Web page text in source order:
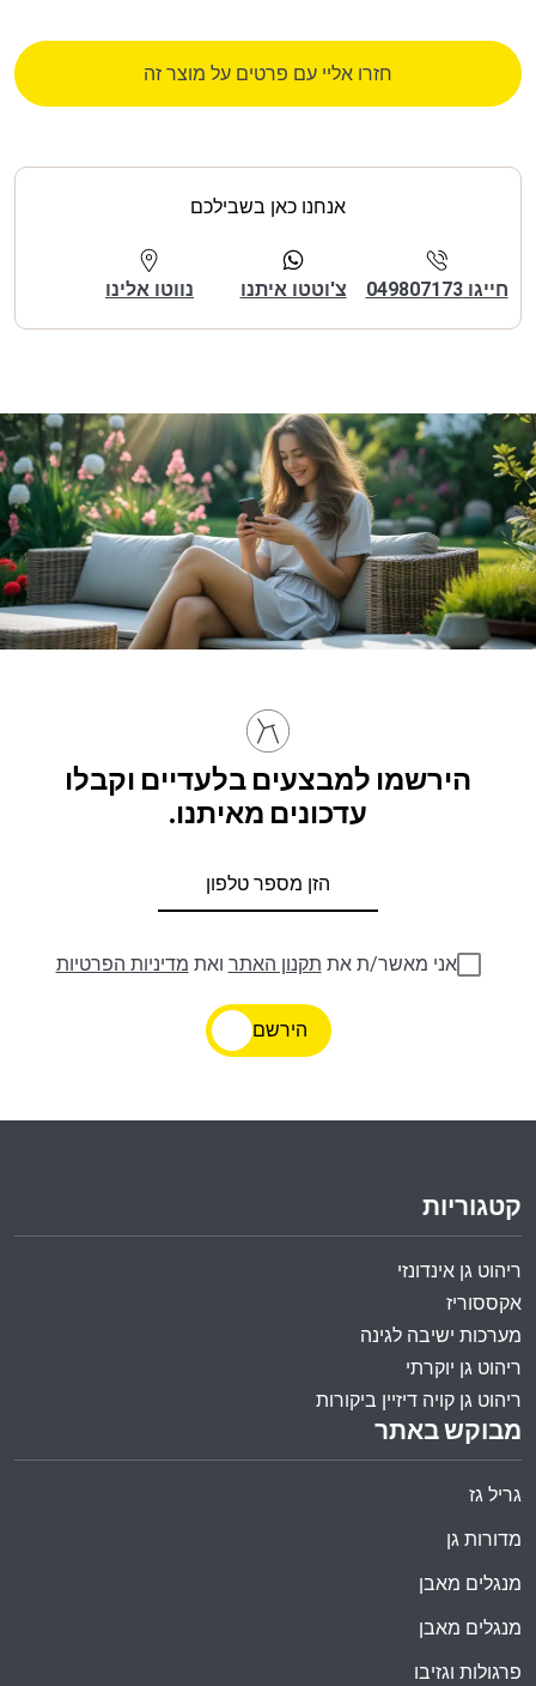
חזרו אליי עם פרטים על מוצר זה
אנחנו כאן בשבילכם
חייגו 049807173 צ'וטטו איתנו נווטו אלינו
הירשמו למבצעים בלעדיים וקבלו
עדכונים מאיתנו.
אני מאשר/ת את תקנון האתר ואת מדיניות הפרטיות
הירשם
מבוקש באתר
גריל גז
מדורות גן
מנגלים מאבן
מנגלים מאבן
פרגולות וגזיבו
קטגוריות
ריהוט גן אינדונזי
אקססוריז
מערכות ישיבה לגינה
ריהוט גן יוקרתי
ריהוט גן קויה דיזיין ביקורות